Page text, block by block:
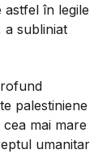
în legile
a subliniat
palestiniene
mai mare
umanitar